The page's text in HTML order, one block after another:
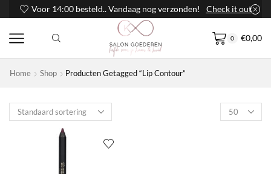
Voor 14:00 besteld.. Vandaag nog verzonden! Check it out
0 €0,00
Home Shop Producten Getagged “Lip Contour”
Products
per